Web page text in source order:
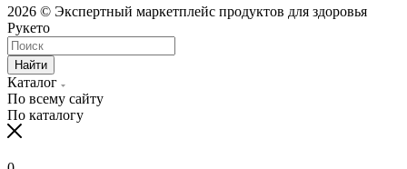
2026 © Экспертный маркетплейс продуктов для здоровья
Рукето
Найти
Каталог
По всему сайту
По каталогу